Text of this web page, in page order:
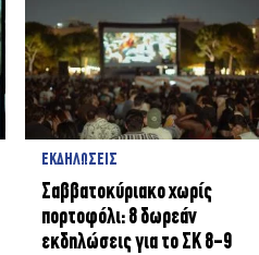
ΕΚΔΗΛΩΣΕΙΣ
Σαββατοκύριακο χωρίς
πορτοφόλι: 8 δωρεάν
εκδηλώσεις για το ΣΚ 8-9